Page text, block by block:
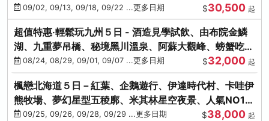
城、熊本AEON
09/02, 09/13, 09/18, 09/22 ...更多日期 $30,500 起
超值特惠‧輕鬆玩九州５日 - 酒造見學試飲、由布院金鱗
湖、九重夢吊橋、秘境黑川溫泉、阿蘇大觀峰、螃蟹吃到
飽08/24, 08/29, 09/01, 09/07 ...更多日期 $32,000 起
楓戀北海道５日－紅葉、企鵝遊行、伊達時代村、卡哇伊
熊牧場、夢幻星型五稜廓、米其林星空夜景、人氣NO1小
丑漢堡、洞爺花火
09/25, 09/26, 09/28, 09/29 ...更多日期 $38,000 起